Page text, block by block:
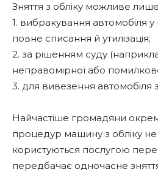
Зняття з обліку можливе
1. вибракування автомобіля у
повне списання й утилізація;
2. за рішенням суду
неправомірної або
3. для вивезення автомобіля
Найчастіше громадяни
процедур машину з обліку не
користуються послугою
передбачає одночасне